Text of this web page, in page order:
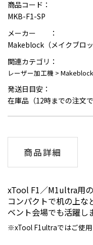
商品コード：
MKB-F1-SP
メーカー ：
Makeblock（メイクブロッ
関連カテゴリ：
レーザー加工機 > Makeblock
発送日目安：
在庫品（12時までの注文で
商品詳細
xTool F1／M1ultra用の
コンパクトで机の上な
ベント会場でも活躍し
xTool F1ultraではご使用